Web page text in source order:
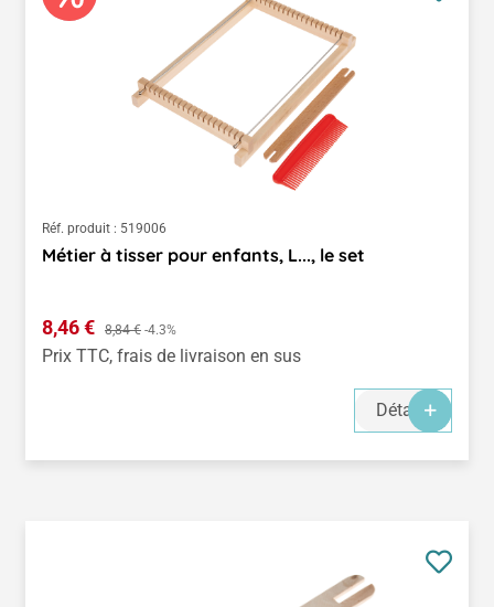
Réf. produit : 519006
Métier à tisser pour enfants, L..., le set
Prix de vente :
8,46 € Prix régulier :
8,84 € -4.3%
Prix TTC, frais de livraison en sus
Détails